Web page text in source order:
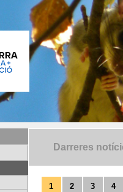
Darreres
1 2 3 4